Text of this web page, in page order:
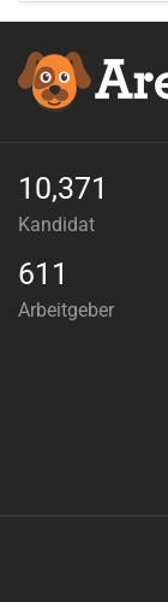
10,371
Kandidat
611
Arbeitgeber